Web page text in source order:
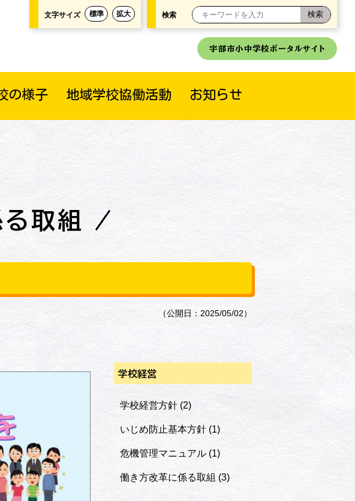
文字サイズ 標準 拡大 検索
宇部市小中学校ポータルサイト
の様子 地域学校協働活動 お知らせ
取組
（公開日：2025/05/02）
学校経営
学校経営方針 (2)
いじめ防止基本方針 (1)
危機管理マニュアル (1)
働き方改革に係る取組 (3)